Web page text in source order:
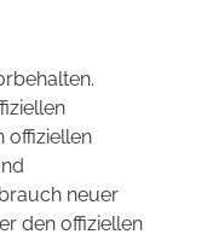
offiziellen
neuer
den offiziellen